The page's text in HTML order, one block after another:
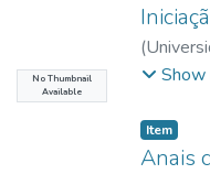
No Thumbnail
Available
(
08-18)
Show
Item type:
Item,
Anais